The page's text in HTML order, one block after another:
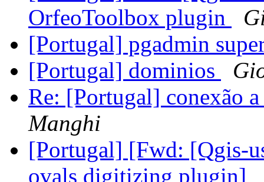
OrfeoToolbox plugin
[Portugal] pgadmin
[Portugal] dominios
Re: [Portugal] conexão
Manghi
[Portugal] [Fwd: [Qgis-
ovals digitizing plugin]